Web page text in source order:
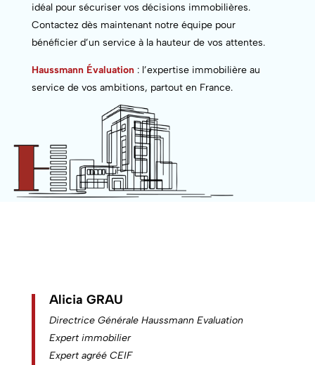
idéal pour sécuriser vos décisions immobilières.
Contactez dès maintenant notre équipe pour
bénéficier d’un service à la hauteur de vos attentes.
Haussmann Évaluation : l’expertise immobilière au
service de vos ambitions, partout en France.
Alicia GRAU
Directrice Générale Haussmann Evaluation
Expert immobilier
Expert agréé CEIF